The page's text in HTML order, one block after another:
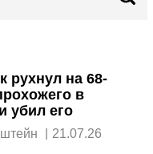
рухнул на 68-
в
убил его
| 21.07.26